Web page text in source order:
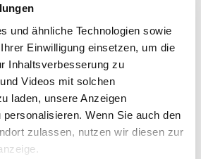
und ähnliche Technologien sowie
Einwilligung einsetzen, um die
Inhaltsverbesserung zu
Videos mit solchen
laden, unsere Anzeigen
Wenn Sie auch den
zulassen, nutzen wir diesen zur
(bitte im PNG-, JPG- oder PDF-Format) direkt
Zeugnisses
Bewerbungen:
Muenchen@ib.de